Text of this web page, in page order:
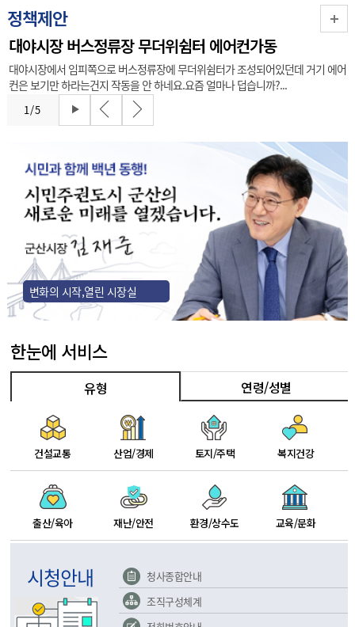
정책제안
대야시장 버스정류장 무더위쉼터 에어컨가동
대야시장에서 임피쪽으로 버스정류장에 무더위쉼터가 조성되어있던데 거기 에어
컨은 보기만 하라는건지 작동을 안 하네요.요즘 얼마나 덥습니까?...
1/5
변화의 시작,열린 시장실
한눈에 서비스
유형
건설교통 산업/경제 토지/주택 복지건강
출산/육아 재난/안전 환경/상수도 교육/문화
연령/성별
시청안내
청사종합안내
조직구성체계